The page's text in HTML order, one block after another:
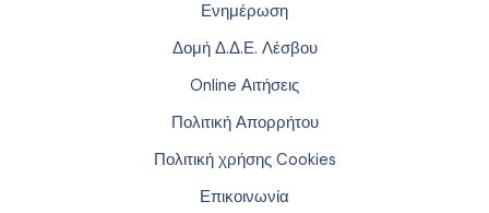
Ενημέρωση
Δομή Δ.Δ.Ε. Λέσβου
Online Αιτήσεις
Πολιτική Απορρήτου
Πολιτική χρήσης Cookies
Επικοινωνία